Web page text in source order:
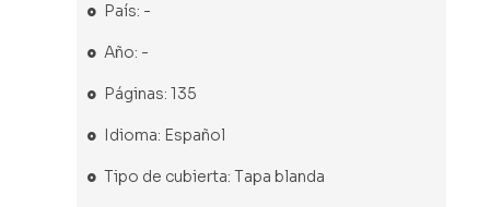
País: -
Año: -
Páginas: 135
Idioma: Español
Tipo de cubierta: Tapa blanda